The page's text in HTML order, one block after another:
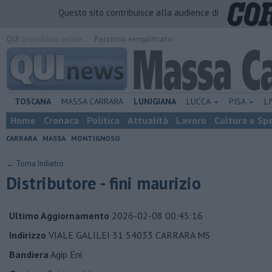
Questo sito contribuisce alla audience di
TOSCANA MASSA CARRARA LUNIGIANA LUCCA PISA
Home Cronaca Politica Attualità Lavoro Cultura e
CARRARA MASSA MONTIGNOSO
← Torna Indietro
Distributore - fini maurizio
Ultimo Aggiornamento 2026-02-08 00:45:16
Indirizzo VIALE GALILEI 31 54033 CARRARA MS
Bandiera Agip Eni